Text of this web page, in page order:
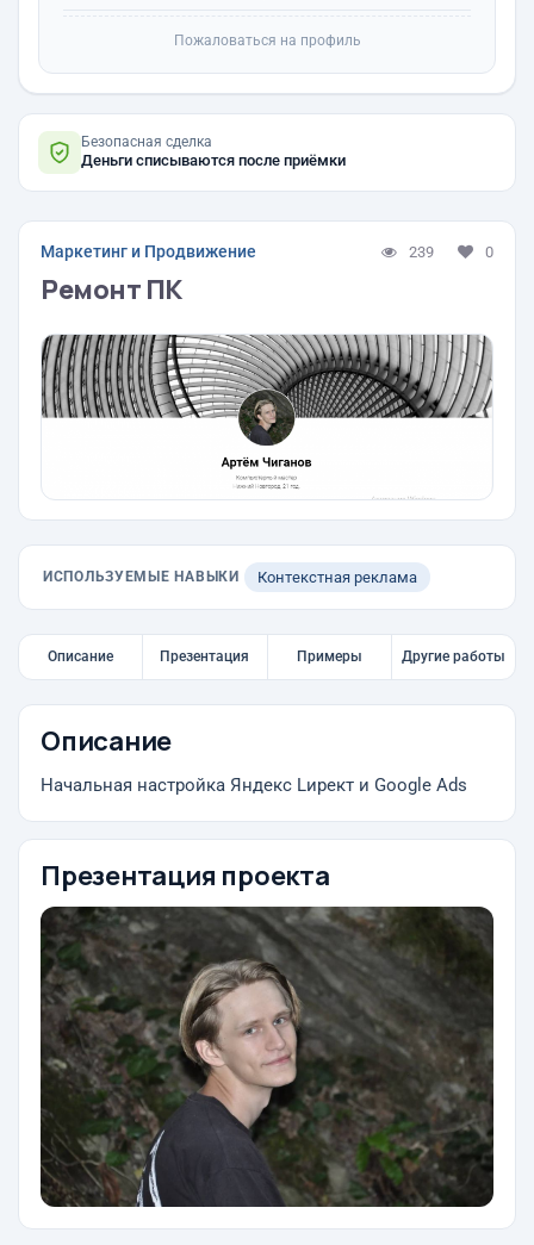
Пожаловаться на профиль
Безопасная сделка
Деньги списываются после приёмки
Маркетинг и Продвижение 239 0
Ремонт ПК
ИСПОЛЬЗУЕМЫЕ НАВЫКИ Контекстная реклама
Описание Презентация Примеры Другие работы
Описание
Начальная настройка Яндекс Lирект и Google Ads
Презентация проекта